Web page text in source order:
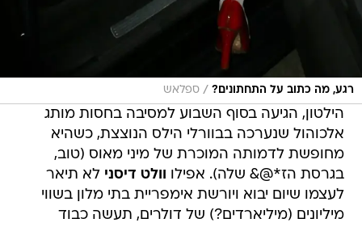
רגע, מה כתוב על התחתונים? / ספלאש
הילטון, הגיעה בסוף השבוע למסיבה בחסות מותג
אלכוהול שנערכה בבוורלי הילס הנוצצת, כשהיא
מחופשת לדמותה המוכרת של מיני מאוס (טוב,
בגרסת הז*@& שלה). אפילו וולט דיסני לא תיאר
לעצמו שיום יבוא ויורשת אימפריית בתי מלון בשווי
מיליונים (מיליארדים?) של דולרים, תעשה כבוד